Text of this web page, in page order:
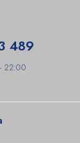
489
22:00